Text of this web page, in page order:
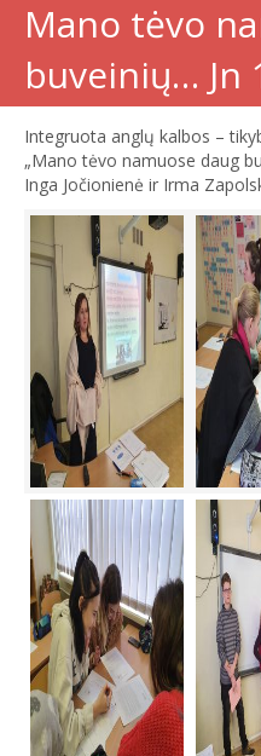
Mano tėvo
buveinių… Jn
Integruota anglų kalbos –
„Mano tėvo namuose daug
Inga Jočionienė ir Irma